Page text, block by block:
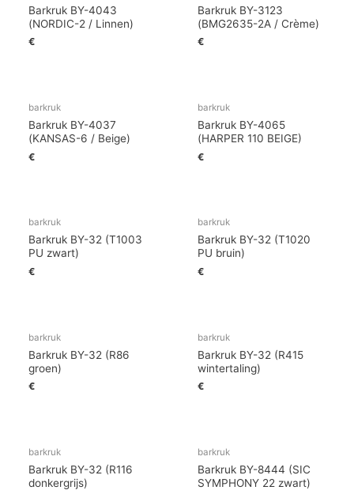
Barkruk BY-4043
(NORDIC-2 / Linnen)
€
Barkruk BY-3123
(BMG2635-2A / Crème)
€
barkruk
Barkruk BY-4037
(KANSAS-6 / Beige)
€
barkruk
Barkruk BY-4065
(HARPER 110 BEIGE)
€
barkruk
Barkruk BY-32 (T1003
PU zwart)
€
barkruk
Barkruk BY-32 (T1020
PU bruin)
€
barkruk
Barkruk BY-32 (R86
groen)
€
barkruk
Barkruk BY-32 (R415
wintertaling)
€
barkruk
Barkruk BY-32 (R116
donkergrijs)
barkruk
Barkruk BY-8444 (SIC
SYMPHONY 22 zwart)